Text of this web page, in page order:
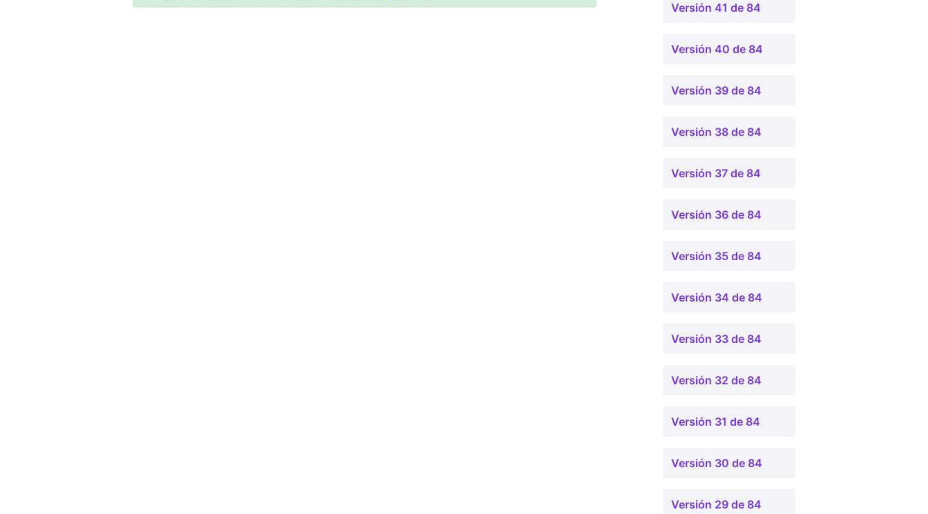
Versión 41 de 84
Versión 40 de 84
Versión 39 de 84
Versión 38 de 84
Versión 37 de 84
Versión 36 de 84
Versión 35 de 84
Versión 34 de 84
Versión 33 de 84
Versión 32 de 84
Versión 31 de 84
Versión 30 de 84
Versión 29 de 84